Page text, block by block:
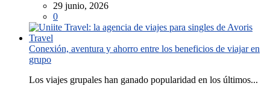
29 junio, 2026
0
Conexión, aventura y ahorro entre los beneficios de viajar en
grupo
Los viajes grupales han ganado popularidad en los últimos...